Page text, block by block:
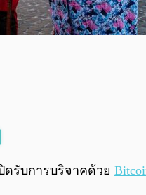
ดรับการบริจาคด้วย